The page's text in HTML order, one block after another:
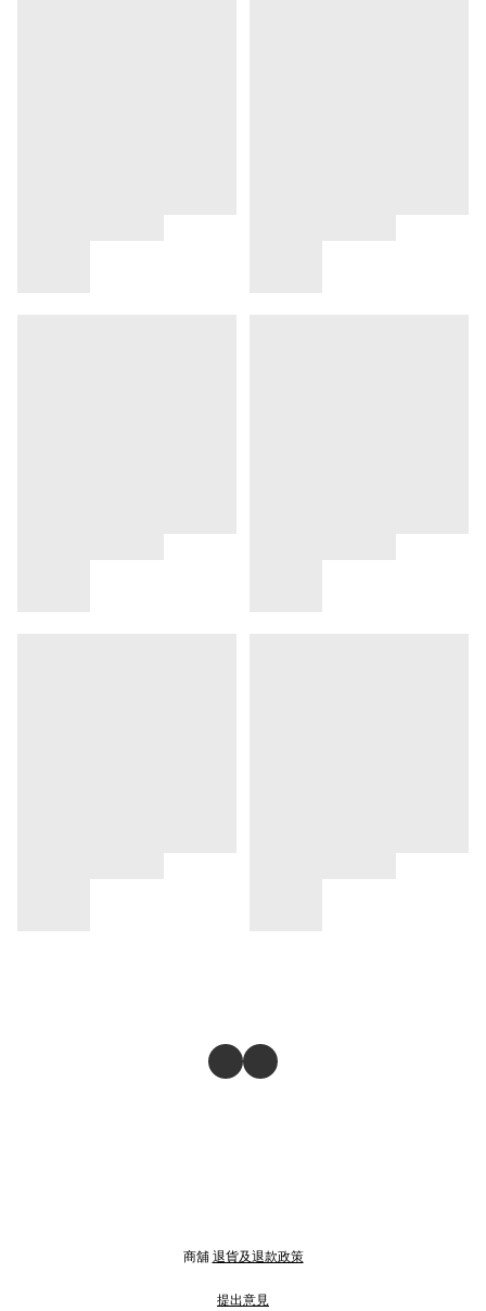
商舖 退貨及退款政策
提出意見